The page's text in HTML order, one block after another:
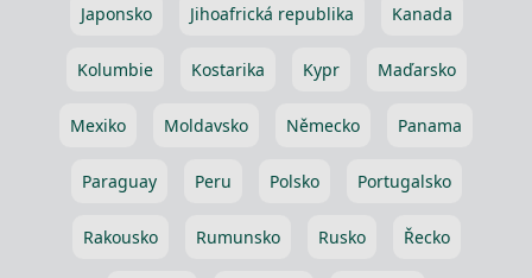
Japonsko Jihoafrická republika Kanada
Kolumbie Kostarika Kypr Maďarsko
Mexiko Moldavsko Německo Panama
Paraguay Peru Polsko Portugalsko
Rakousko Rumunsko Rusko Řecko